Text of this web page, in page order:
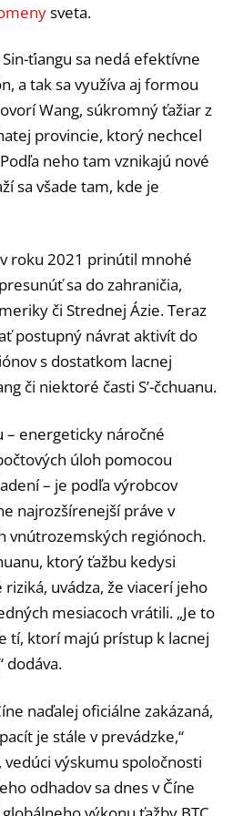
sveta.
ťiangu sa nedá efektívne
a tak sa využíva aj formou
Wang, súkromný ťažiar z
provincie, ktorý nechcel
neho tam vznikajú nové
sa všade tam, kde je
roku 2021 prinútil mnohé
sa do zahraničia,
či Strednej Ázie. Teraz
postupný návrat aktivít do
s dostatkom lacnej
či niektoré časti S’-čchuanu.
– energeticky náročné
úloh pomocou
– je podľa výrobcov
najrozšírenejší práve v
vnútrozemských regiónoch.
ktorý ťažbu kedysi
uvádza, že viacerí jeho
mesiacoch vrátili. „Je to
tí, ktorí majú prístup k lacnej
dodáva.
naďalej oficiálne zakázaná,
je stále v prevádzke,“
výskumu spoločnosti
odhadov sa dnes v Číne